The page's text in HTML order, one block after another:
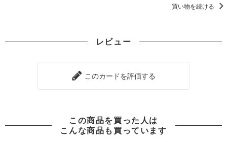
買い物を続ける
レビュー
このカードを評価する
この商品を買った人は
こんな商品も買っています